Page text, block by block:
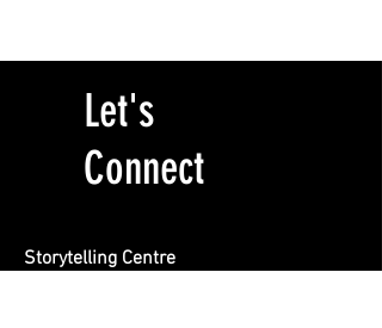
Let's
Connect
Storytelling Centre